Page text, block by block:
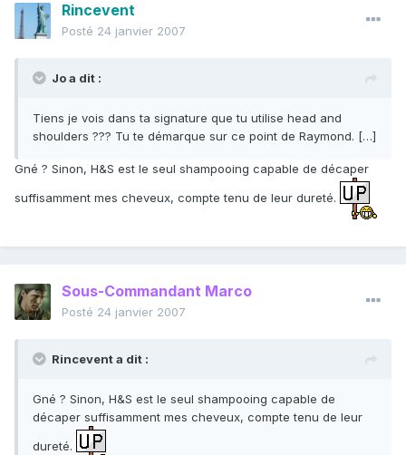
Rincevent
Posté 24 janvier 2007
Jo a dit :
Tiens je vois dans ta signature que tu utilise head and
shoulders ??? Tu te démarque sur ce point de Raymond. […]
Gné ? Sinon, H&S est le seul shampooing capable de décaper
suffisamment mes cheveux, compte tenu de leur dureté.
Sous-Commandant Marco
Posté 24 janvier 2007
Rincevent a dit :
Gné ? Sinon, H&S est le seul shampooing capable de
décaper suffisamment mes cheveux, compte tenu de leur
dureté.